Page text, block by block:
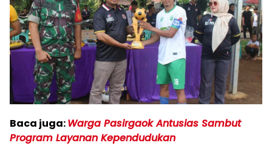
Baca juga:Warga Pasirgaok Antusias Sambut
Program Layanan Kependudukan